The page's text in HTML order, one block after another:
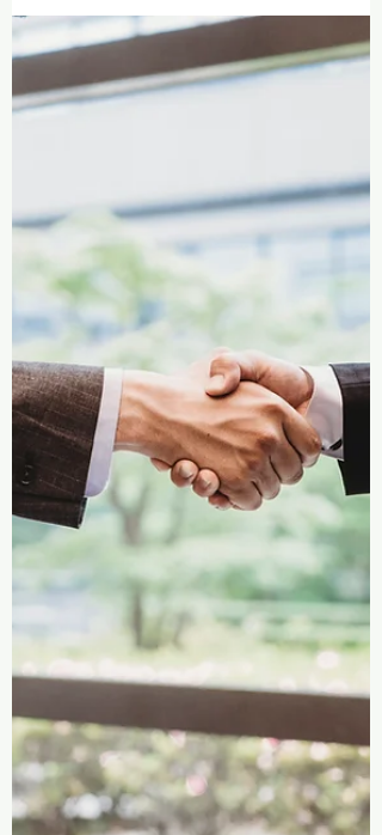
d’accès, quelles démarches entreprendre, et
comment maximiser vos chances de partir
rapidement grâce à un accompagnement
spécialisé comme celui proposé par AB Stratégies